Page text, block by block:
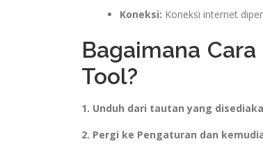
Koneksi: Koneksi internet
Bagaimana
Tool?
1. Unduh dari tautan yang
2. Pergi ke Pengaturan dan